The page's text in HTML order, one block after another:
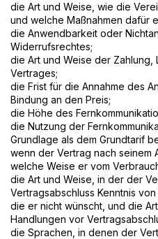
die Art und Weise, wie die
und welche Maßnahmen dafür
die Anwendbarkeit oder
Widerrufsrechtes;
die Art und Weise der
Vertrages;
die Frist für die Annahme des
Bindung an den Preis;
die Höhe des
die Nutzung der
Grundlage als dem Grundtarif
wenn der Vertrag nach seinem
welche Weise er vom
die Art und Weise, in der der
Vertragsabschluss Kenntnis
die er nicht wünscht, und die
Handlungen vor
die Sprachen, in denen der